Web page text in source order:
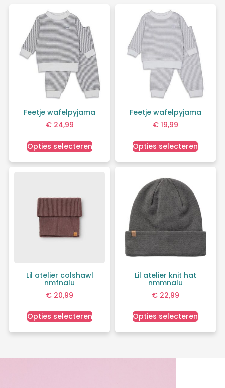
Feetje wafelpyjama
€24,99
Opties selecteren
Feetje wafelpyjama
€19,99
Opties selecteren
Lil atelier colshawl
nmfnalu
€ 20,99
Opties selecteren
Lil atelier knit hat
nmmnalu
€22,99
Opties selecteren